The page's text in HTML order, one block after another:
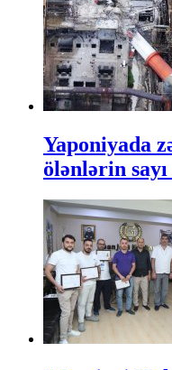
Yaponiyada
ölənlərin sayı